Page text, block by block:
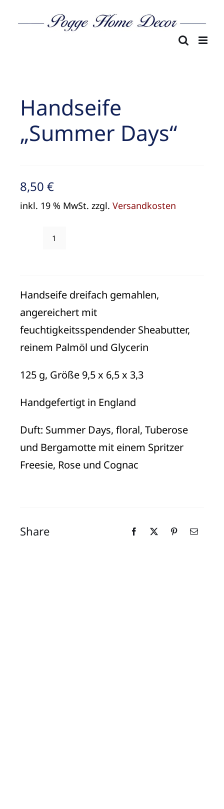
Handseife
„Summer Days“
8,50 €
inkl. 19 % MwSt. zzgl. Versandkosten
Handseife
Handseife dreifach gemahlen,
angereichert mit
feuchtigkeitsspendender Sheabutter,
reinem Palmöl und Glycerin
125 g, Größe 9,5 x 6,5 x 3,3
Handgefertigt in England
Duft: Summer Days, floral, Tuberose
und Bergamotte mit einem Spritzer
Freesie, Rose und Cognac
Share